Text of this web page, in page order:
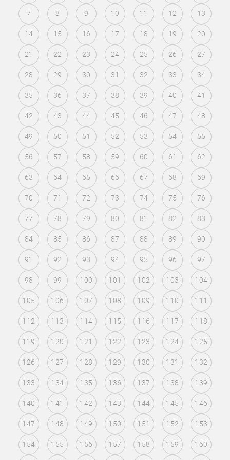
7 8 9 10 11 12 13
14 15 16 17 18 19 20
21 22 23 24 25 26 27
28 29 30 31 32 33 34
35 36 37 38 39 40 41
42 43 44 45 46 47 48
49 50 51 52 53 54 55
56 57 58 59 60 61 62
63 64 65 66 67 68 69
70 71 72 73 74 75 76
77 78 79 80 81 82 83
84 85 86 87 88 89 90
91 92 93 94 95 96 97
98 99 100 101 102 103 104
105 106 107 108 109 110 111
112 113 114 115 116 117 118
119 120 121 122 123 124 125
126 127 128 129 130 131 132
133 134 135 136 137 138 139
140 141 142 143 144 145 146
147 148 149 150 151 152 153
154 155 156 157 158 159 160